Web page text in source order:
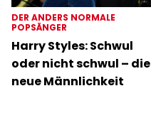
DER ANDERS NORMALE
POPSÄNGER
Harry Styles: Schwul
oder nicht schwul – die
neue Männlichkeit